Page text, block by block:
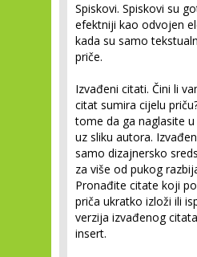
Spiskovi. Spiskovi su
efektniji kao odvojen
kada su samo
priče.
Izvađeni citati. Čini li
citat sumira cijelu
tome da ga naglasite
uz sliku autora.
samo dizajnersko
za više od pukog
Pronađite citate koji
priča ukratko izloži ili
verzija izvađenog
insert.